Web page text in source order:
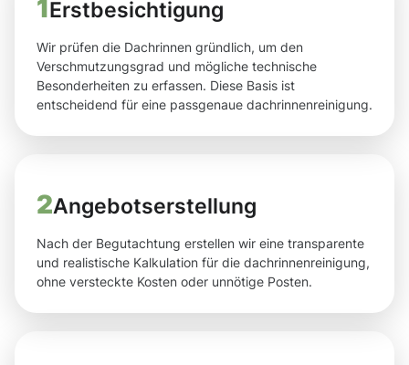
1Erstbesichtigung
Wir prüfen die Dachrinnen gründlich, um den
Verschmutzungsgrad und mögliche technische
Besonderheiten zu erfassen. Diese Basis ist
entscheidend für eine passgenaue dachrinnenreinigung.
2Angebotserstellung
Nach der Begutachtung erstellen wir eine transparente
und realistische Kalkulation für die dachrinnenreinigung,
ohne versteckte Kosten oder unnötige Posten.